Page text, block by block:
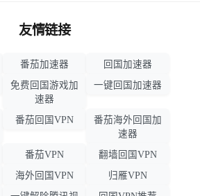
友情链接
番茄加速器
回国加速器
免费回国游戏加
速器
一键回国加速器
番茄回国VPN
番茄海外回国加
速器
番茄VPN
翻墙回国VPN
海外回国VPN
归雁VPN